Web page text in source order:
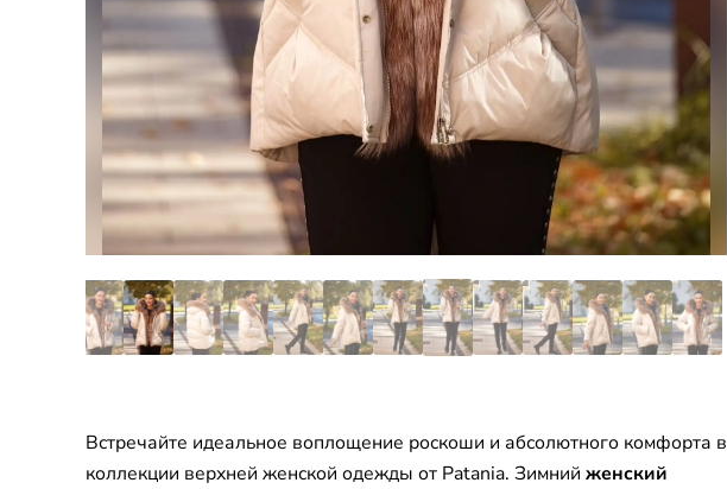
Встречайте идеальное воплощение роскоши и абсолютного комфорта в
коллекции верхней женской одежды от Patania. Зимний женский